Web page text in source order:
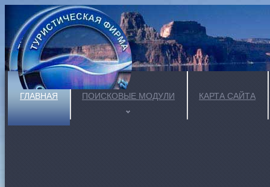
ГЛАВНАЯ ПОИСКОВЫЕ МОДУЛИ КАРТА САЙТА